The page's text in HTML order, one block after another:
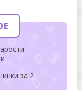
за 2